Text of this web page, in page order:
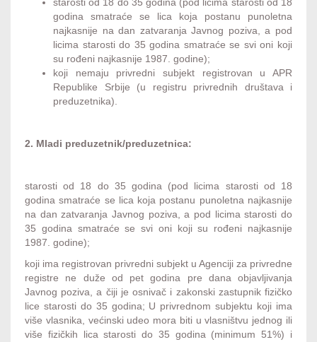
godina smatraće se lica koja postanu punoletna
najkasnije na dan zatvaranja Javnog poziva, a pod
licima starosti do 35 godina smatraće se svi oni koji
su rođeni najkasnije 1987. godine);
koji nemaju privredni subjekt registrovan u APR
Republike Srbije (u registru privrednih društava i
preduzetnika).
2. Mladi preduzetnik/preduzetnica:
starosti od 18 do 35 godina (pod licima starosti od 18
godina smatraće se lica koja postanu punoletna najkasnije
na dan zatvaranja Javnog poziva, a pod licima starosti do
35 godina smatraće se svi oni koji su rođeni najkasnije
1987. godine);
koji ima registrovan privredni subjekt u Agenciji za privredne
registre ne duže od pet godina pre dana objavljivanja
Javnog poziva, a čiji je osnivač i zakonski zastupnik fizičko
lice starosti do 35 godina; U privrednom subjektu koji ima
više vlasnika, većinski udeo mora biti u vlasništvu jednog ili
više fizičkih lica starosti do 35 godina (minimum 51%) i